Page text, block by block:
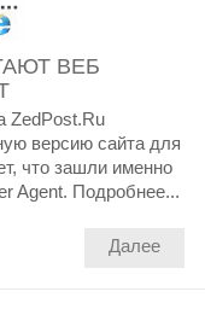
ВЕБ
ZedPost.Ru
версию сайта для
что зашли именно
Agent. Подробнее...
Далее